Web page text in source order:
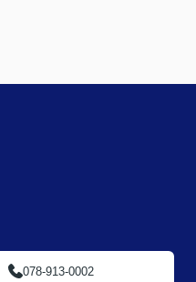
078-913-0002